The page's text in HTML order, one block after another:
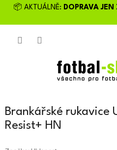
Přejít📦 AKTUÁLNĚ: DOPRAVA
Brankářské rukavice
Resist+ HN